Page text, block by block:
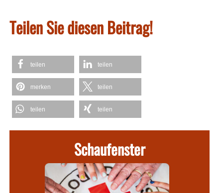
Teilen Sie diesen Beitrag!
teilen teilen
merken teilen
teilen teilen
Schaufenster